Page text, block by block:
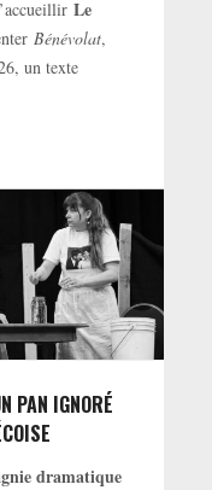
Le
Bénévolat,
un texte
PAN IGNORÉ
dramatique